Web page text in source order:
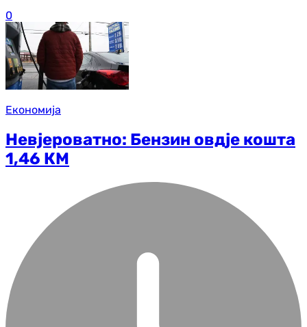
0
Економија
Невјероватно: Бензин овдје кошта
1,46 КМ